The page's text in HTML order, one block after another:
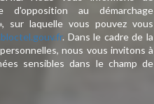
au démarchage
sur laquelle vous pouvez vous
. Dans le cadre de la
nous vous invitons à
sensibles dans le champ de